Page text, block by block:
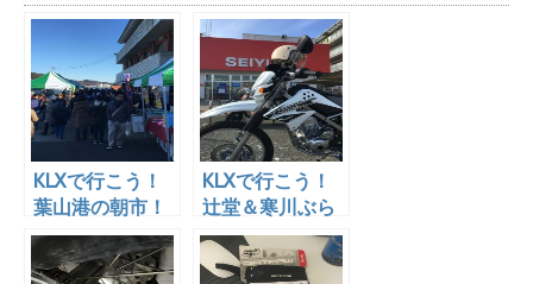
KLXで行こう！
葉山港の朝市！
KLXで行こう！
辻堂＆寒川ぶら
りプチツー